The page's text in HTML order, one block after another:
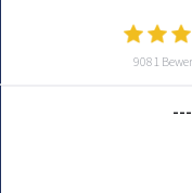
9081
---